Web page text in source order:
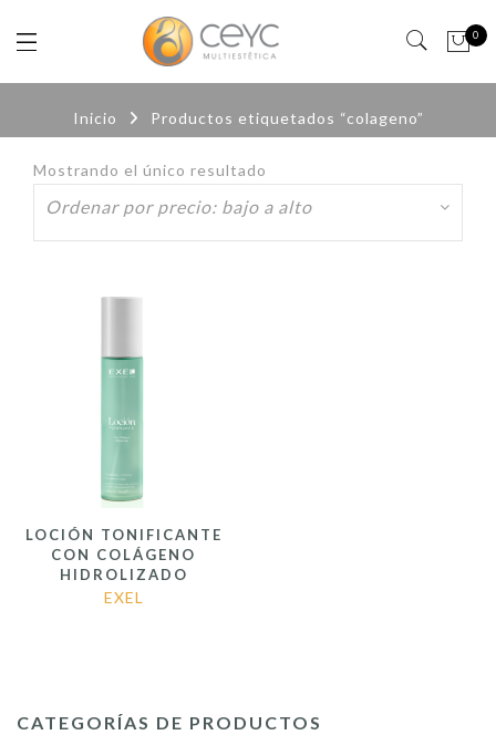
0
Inicio Productos etiquetados “colageno”
Mostrando el único resultado
LOCIÓN TONIFICANTE
CON COLÁGENO
HIDROLIZADO
EXEL
CATEGORÍAS DE PRODUCTOS